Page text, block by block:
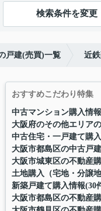
検索条件を変更
戸建(売買)一覧 近
おすすめこだわり特集
中古マンション購入情
大阪府のその他エリア
中古住宅・一戸建て購
大阪市都島区の中古戸
大阪市城東区の不動産
土地購入（宅地・分譲
新築戸建て購入情報(30
大阪市都島区の不動産